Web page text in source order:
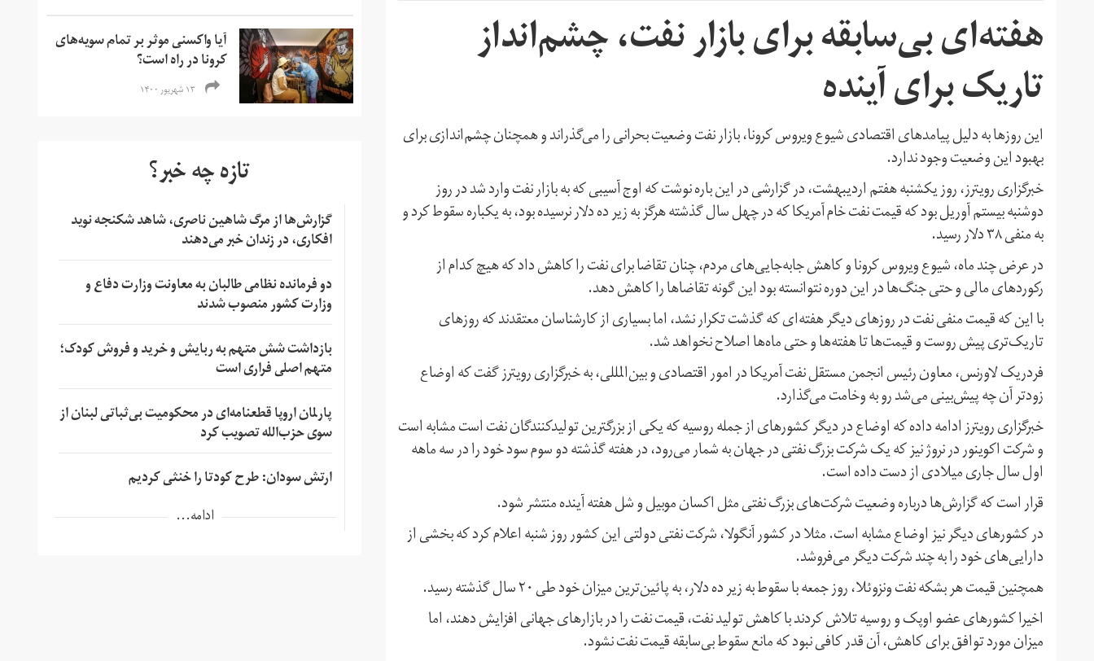
هفته‌ای بی‌سابقه برای بازار نفت، چشم‌انداز
تاریک برای آینده
این روزها به دلیل پیامدهای اقتصادی شیوع ویروس کرونا، بازار نفت وضعیت بحرانی را می‌گذراند و همچنان چشم‌اندازی برای
بهبود این وضعیت وجود ندارد.
خبرگزاری رویترز، روز یکشنبه هفتم اردیبهشت، در گزارشی در این باره نوشت که اوج آسیبی که به بازار نفت وارد شد در روز
دوشنبه بیستم آوریل بود که قیمت نفت خام آمریکا که در چهل سال گذشته هرگز به زیر ده دلار نرسیده بود، به یکباره سقوط کرد و
به منفی ۳۸ دلار رسید.
در عرض چند ماه، شیوع ویروس کرونا و کاهش جابه‌جایی‌های مردم، چنان تقاضا برای نفت را کاهش داد که هیچ کدام از
رکوردهای مالی و حتی جنگ‌ها در این دوره نتوانسته بود این گونه تقاضاها را کاهش دهد.
با این که قیمت منفی نفت در روزهای دیگر هفته‌ای که گذشت تکرار نشد، اما بسیاری از کارشناسان معتقدند که روزهای
تاریک‌تری پیش روست و قیمت‌ها تا هفته‌ها و حتی ماه‌ها اصلاح نخواهد شد.
فردریک لاورنس، معاون رئیس انجمن مستقل نفت آمریکا در امور اقتصادی و بین‌المللی، به خبرگزاری رویترز گفت که اوضاع
زودتر آن چه پیش‌بینی می‌شد رو به وخامت می‌گذارد.
خبرگزاری رویترز ادامه داده که اوضاع در دیگر کشورهای از جمله روسیه که یکی از بزرگترین تولیدکنندگان نفت است مشابه است
و شرکت اکوینور در نروژ نیز که یک شرکت بزرگ نفتی در جهان به شمار می‌رود، در هفته گذشته دو سوم سود خود را در سه ماهه
اول سال جاری میلادی از دست داده است.
قرار است که گزارش‌ها درباره وضعیت شرکت‌های بزرگ نفتی مثل اکسان موبیل و شل هفته آینده منتشر شود.
در کشورهای دیگر نیز اوضاع مشابه است. مثلا در کشور آنگولا، شرکت نفتی دولتی این کشور روز شنبه اعلام کرد که بخشی از
دارایی‌های خود را به چند شرکت دیگر می‌فروشد.
همچنین قیمت هر بشکه نفت ونزوئلا، روز جمعه با سقوط به زیر ده دلار، به پائین‌ترین میزان خود طی ۲۰ سال گذشته رسید.
اخیرا کشورهای عضو اوپک و روسیه تلاش کردند با کاهش تولید نفت، قیمت نفت را در بازارهای جهانی افزایش دهند، اما
میزان مورد توافق برای کاهش، آن قدر کافی نبود که مانع سقوط بی‌سابقه قیمت نفت نشود.
آیا واکسنی موثر بر تمام سویه‌های
کرونا در راه است؟
۱۳ شهریور ۱۴۰۰
تازه چه خبر؟
گزارش‌ها از مرگ شاهین ناصری، شاهد شکنجه نوید
افکاری، در زندان خبر می‌دهند
دو فرمانده نظامی طالبان به معاونت وزارت دفاع و
وزارت کشور منصوب شدند
بازداشت شش متهم به ربایش و خرید و فروش کودک؛
متهم اصلی فراری است
پارلمان اروپا قطعنامه‌ای در محکومیت بی‌ثباتی لبنان از
سوی حزب‌الله تصویب کرد
ارتش سودان: طرح کودتا را خنثی کردیم
ادامه...